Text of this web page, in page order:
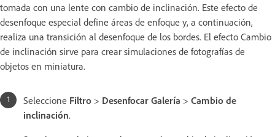
tomada con una lente con cambio de inclinación. Este efecto de
desenfoque especial define áreas de enfoque y, a continuación,
realiza una transición al desenfoque de los bordes. El efecto Cambio
de inclinación sirve para crear simulaciones de fotografías de
objetos en miniatura.
Seleccione Filtro > Desenfocar Galería > Cambio de
inclinación.